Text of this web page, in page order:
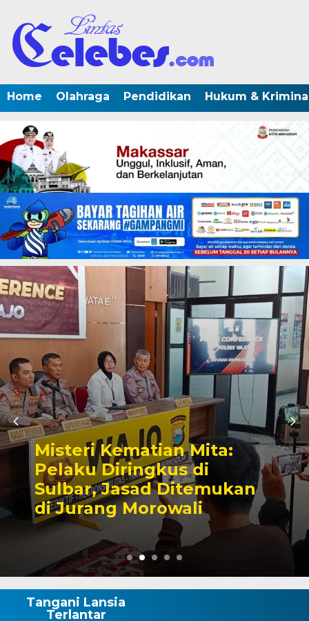
Home Olahraga Pendidikan Hukum &
Dua Kelurahan Makassar
Jadi Pilot Project Sadar
HAM, Appi Harap Jadi
Replikasi ke 153 Kelurahan
Tangani Lansia
Terlantar